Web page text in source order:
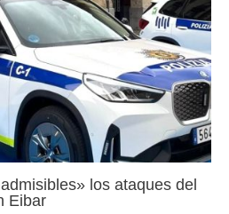
los ataques del
Eibar